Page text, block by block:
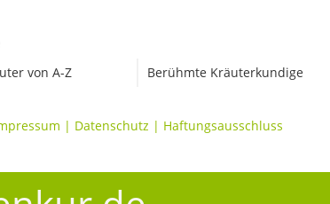
von A-Z Berühmte Kräuterkundige
| Datenschutz | Haftungsausschluss